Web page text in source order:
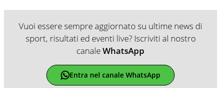
Vuoi essere sempre aggiornato su ultime news di
sport, risultati ed eventi live? Iscriviti al nostro
canaleWhatsApp
Entra nel canale WhatsApp